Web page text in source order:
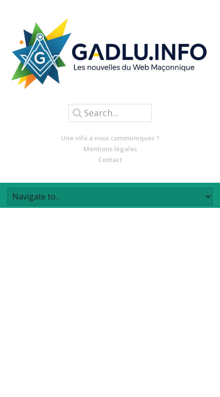
Une info à nous communiquer ?
Mentions légales
Contact